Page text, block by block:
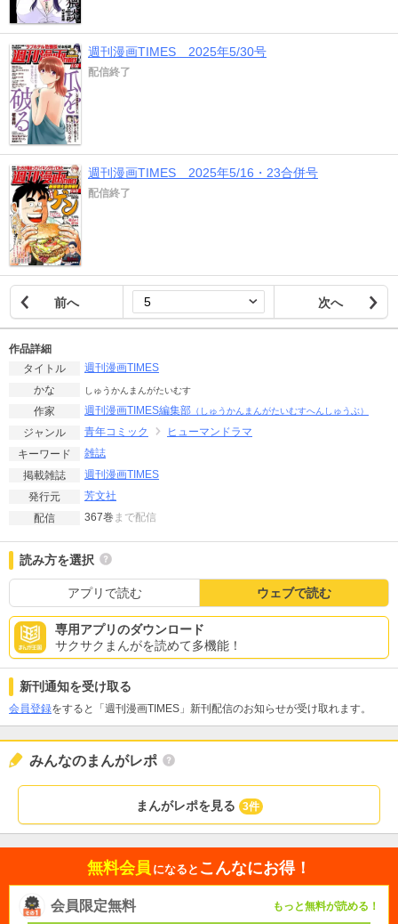
週刊漫画TIMES 2025年5/30号
配信終了
週刊漫画TIMES 2025年5/16・23合併号
配信終了
前へ 次へ
作品詳細
タイトル
週刊漫画TIMES
かな
しゅうかんまんがたいむす
作家 週刊漫画TIMES編集部 （しゅうかんまんがたいむすへんしゅうぶ）
ジャンル 青年コミック
ヒューマンドラマ
キーワード
雑誌
掲載雑誌
週刊漫画TIMES
発行元
芳文社
配信
367巻 まで配信
読み方を選択
アプリで読む ウェブで読む
専用アプリのダウンロード
サクサクまんがを読めて多機能！
新刊通知を受け取る
会員登録をすると「週刊漫画TIMES」新刊配信のお知らせが受け取れます。
みんなのまんがレポ
まんがレポを見る 3件
無料会員 になると こんなにお得！
会員限定無料 もっと無料が読める！